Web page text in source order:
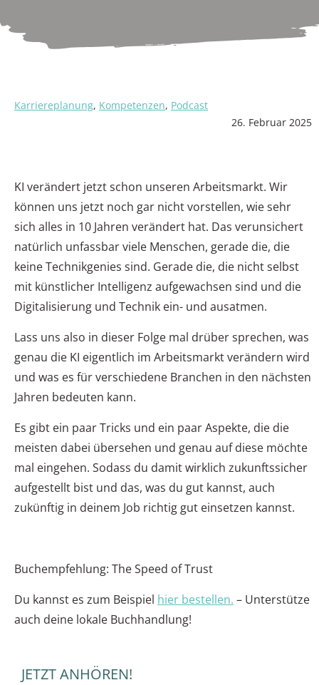
Karriereplanung, Kompetenzen, Podcast
26. Februar 2025
KI verändert jetzt schon unseren Arbeitsmarkt. Wir
können uns jetzt noch gar nicht vorstellen, wie sehr
sich alles in 10 Jahren verändert hat. Das verunsichert
natürlich unfassbar viele Menschen, gerade die, die
keine Technikgenies sind. Gerade die, die nicht selbst
mit künstlicher Intelligenz aufgewachsen sind und die
Digitalisierung und Technik ein- und ausatmen.
Lass uns also in dieser Folge mal drüber sprechen, was
genau die KI eigentlich im Arbeitsmarkt verändern wird
und was es für verschiedene Branchen in den nächsten
Jahren bedeuten kann.
Es gibt ein paar Tricks und ein paar Aspekte, die die
meisten dabei übersehen und genau auf diese möchte
mal eingehen. Sodass du damit wirklich zukunftssicher
aufgestellt bist und das, was du gut kannst, auch
zukünftig in deinem Job richtig gut einsetzen kannst.
Buchempfehlung: The Speed of Trust
Du kannst es zum Beispiel hier bestellen. – Unterstütze
auch deine lokale Buchhandlung!
JETZT ANHÖREN!